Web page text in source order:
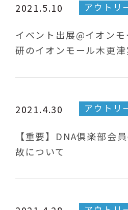
2021.5.10 アウトリ
イベント出展@イオン
研のイオンモール木更津
2021.4.30 アウトリ
【重要】DNA倶楽部会
故について